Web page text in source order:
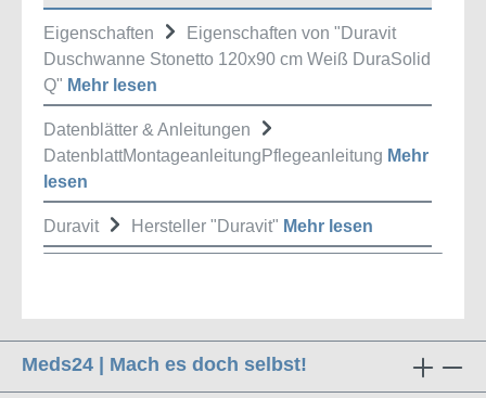
Eigenschaften
Eigenschaften von "Duravit
Duschwanne Stonetto 120x90 cm Weiß DuraSolid
Q" Mehr lesen
Datenblätter & Anleitungen
DatenblattMontageanleitungPflegeanleitung Mehr
lesen
Duravit Hersteller "Duravit" Mehr lesen
Meds24 | Mach es doch selbst!